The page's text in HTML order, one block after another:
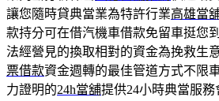
讓您隨時貸典當業為特許行業高雄當
款持分可在借汽機車借款免留車挺您
法經營見的換取相對的資金為挽救生
票借款資金週轉的最佳管道方式不限
力證明的24h當舖提供24小時典當服